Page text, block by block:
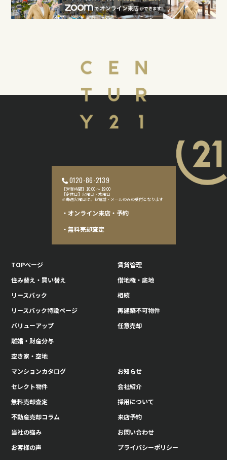
0120-86-2139
【営業時間】10:00 〜 19:00
【定休日】火曜日・水曜日
※毎週火曜日は、お電話・メールのみの受付となります
・オンライン来店・予約
・無料売却査定
TOPページ
住み替え・買い替え
リースバック
リースバック特設ページ
バリューアップ
離婚・財産分与
空き家・空地
賃貸管理
借地権・底地
相続
再建築不可物件
任意売却
マンションカタログ
セレクト物件
無料売却査定
不動産売却コラム
当社の強み
お客様の声
お知らせ
会社紹介
採用について
来店予約
お問い合わせ
プライバシーポリシー